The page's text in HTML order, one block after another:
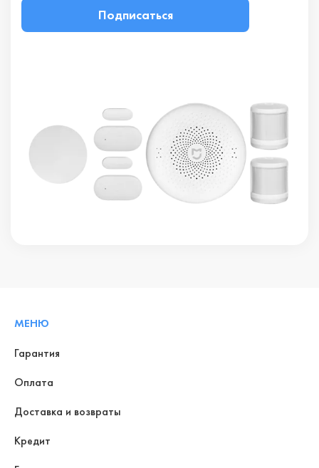
Подписаться
МЕНЮ
Гарантия
Оплата
Доставка и возвраты
Кредит